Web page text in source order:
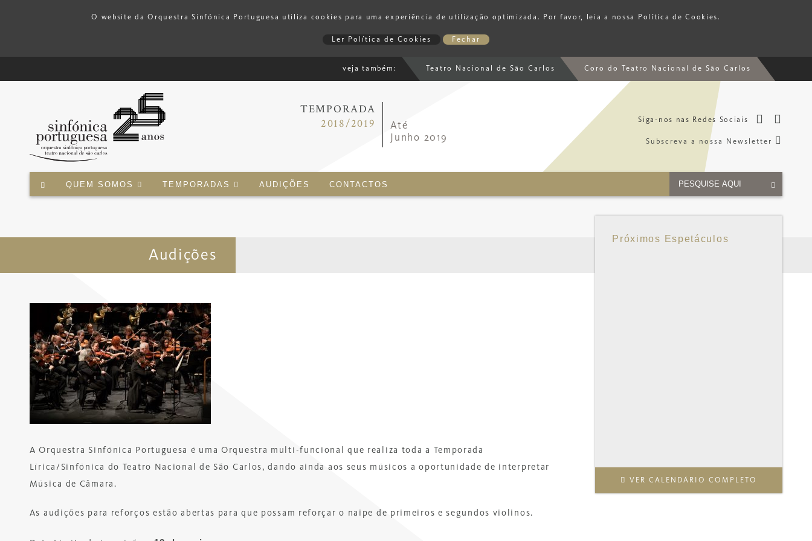
O website da Orquestra Sinfónica Portuguesa utiliza cookies para uma experiência de utilização optimizada. Por favor, leia a nossa Política de Cookies.
Ler Política de Cookies Fechar
veja também: Teatro Nacional de São Carlos Coro do Teatro Nacional de São Carlos
TEMPORADA
2018/2019
Até
Junho 2019
Subscreva a nossa Newsletter
Siga-nos nas Redes Sociais
QUEM SOMOS TEMPORADAS AUDIÇÕES CONTACTOS
Próximos Espetáculos
VER CALENDÁRIO COMPLETO
Audições
A Orquestra Sinfónica Portuguesa é uma Orquestra multi-funcional que realiza toda a Temporada
Lírica/Sinfónica do Teatro Nacional de São Carlos, dando ainda aos seus músicos a oportunidade de interpretar
Música de Câmara.
As audições para reforços estão abertas para que possam reforçar o naipe de primeiros e segundos violinos.